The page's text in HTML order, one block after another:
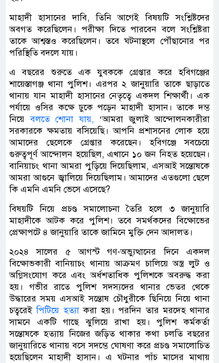
মাহাদী হাসানের দাবি, তিনি আগেই বিষয়টি সংশ্লিষ্টদের
অবগত করেছিলেন। পরীক্ষা দিতে পারবেন বলে সংশ্লিষ্টরা
তাকে আশ্বস্তও করেছিলেন। তবে ঘটনাস্থলে পৌঁছানোর পর
পরিস্থিতি বদলে যায়।
এ বছরের শুরুতে এক যুবককে গ্রেপ্তার করে হবিগঞ্জের
শায়েস্তাগঞ্জ থানা পুলিশ। এরপর ২ জানুয়ারি তাকে ছাড়াতে
থানায় যান মাহাদী হাসানের নেতৃত্বে একদল শিক্ষার্থী। এক
পর্যায়ে ওসির কক্ষে ঢুকে পড়েন মাহাদী হাসান। তাকে দম্ভ
নিয়েবলতে শোনা যায়, ‘আমরা জুলাই আন্দোলনকারীরা
সরকারকে ক্ষমতায় বসিয়েছি। আপনি প্রশাসনের লোক হয়ে
আমাদের ছেলেকে গ্রেপ্তার করেছেন। হবিগঞ্জে সবচেয়ে
গুরুত্বপূর্ণ আন্দোলন হয়েছিল, এখানে ১০ জন নিহত হয়েছেন।
বানিয়াচং থানা আমরা পুড়িয়ে দিয়েছিলাম, এসআই সন্তোষকে
আমরা আগুনে জ্বালিয়ে দিয়েছিলাম। আমাদের এতগুলো ছেলে
কি এমনি এমনি ভেসে এসেছে?
বিষয়টি নিয়ে প্রচণ্ড সমালোচনা তৈরি হলে ৩ জানুয়ারি
মাহাদীকে আটক করে পুলিশ। তবে সমর্থকদের বিক্ষোভের
প্রেক্ষাপটে ৪ জানুয়ারি তাকে জামিনে মুক্তি দেন আদালত।
২০২৪ সালের ৫ আগস্ট গণ-অভ্যুত্থানের দিনে একদল
বিক্ষোভকারী বানিয়াচং থানায় আক্রমণ চালিয়ে অস্ত্র লুট ও
অগ্নিসংযোগ করে এবং অর্ধশতাধিক পুলিশকে অবরুদ্ধ করা
হয়। গভীর রাতে পুলিশ সদস্যদের থানার ভেতর থেকে
উদ্ধারের সময় এসআই সন্তোষ চৌধুরীকে ছিনিয়ে নিয়ে থানা
চত্বরেইপিটিয়ে হত্যাকরা হয়। পরদিন তার মরদেহ থানার
সামনে একটি গাছে ঝুলিয়ে রাখা হয়। পুলিশ কর্মকর্তা
সন্তোষকে হত্যায় নিজের জড়িত থাকার কথা চলতি বছরের
জানুয়ারিতে থানায় বসে সদম্ভে ঘোষণা করে প্রচণ্ড সমালোচিত
হয়েছিলেন মাহাদী হাসান। এ ঘটনার পাঁচ মাসের মাথায়